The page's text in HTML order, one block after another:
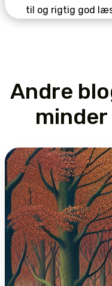
til og rigtig god
Andre